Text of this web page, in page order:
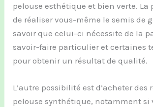
pelouse esthétique et bien verte. La
de réaliser vous-même le semis de
savoir que celui-ci nécessite de la
savoir-faire particulier et certaines
pour obtenir un résultat de qualité.
L’autre possibilité est d’acheter des
pelouse synthétique, notamment si